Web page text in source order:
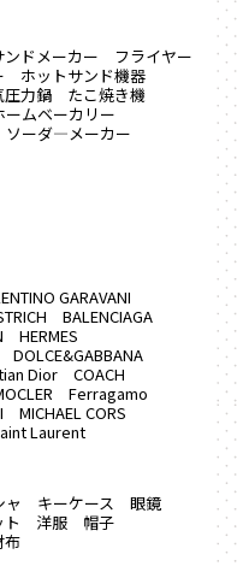
ンドメーカー
フライヤー
ホットサンド機器
圧力鍋
たこ焼き機
ームベーカリー
ソーダ―メーカー
GARAVANI
BALENCIAGA
HERMES
DOLCE&GABBANA
Dior
COACH
Ferragamo
MICHAEL CORS
Laurent
ャ キーケース
眼鏡
洋服
帽子
布